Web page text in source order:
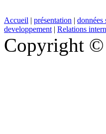
Accueil | présentation | données
developpement | Relations
Copyright